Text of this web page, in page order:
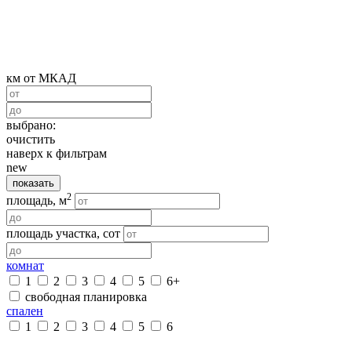
км от МКАД
выбрано:
очистить
наверх к фильтрам
new
показать
площадь, м2
площадь участка, сот
комнат
1
2 3 4 5
6+
свободная планировка
спален
1
2 3 4 5 6